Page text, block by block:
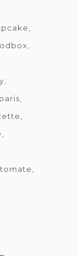
paris
tomate